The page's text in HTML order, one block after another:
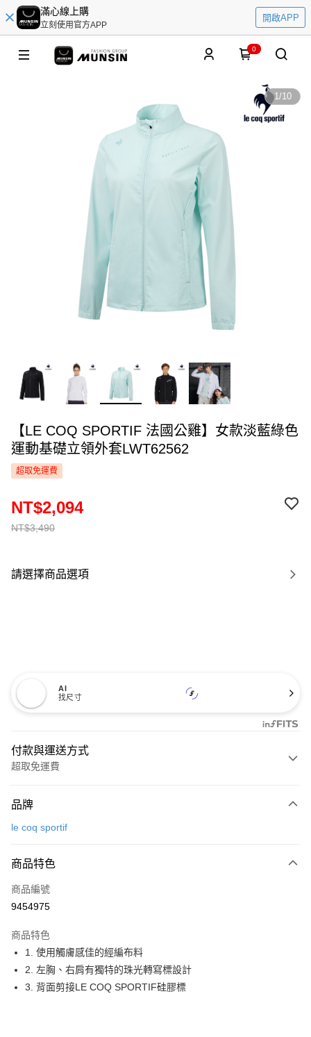
滿心線上購
立刻使用官方APP
開啟APP
0
1/10
【LE COQ SPORTIF 法國公雞】女款淡藍綠色
運動基礎立領外套LWT62562
超取免運費
NT$3,490
NT$2,094
請選擇商品選項
AI
找尺寸
付款與運送方式
超取免運費
信用卡一次付款
LINE Pay
Apple Pay
悠遊付
大哥付你分期
相關說明
品牌
le coq sportif
商品特色
商品編號
9454975
商品特色
1. 使用觸膚感佳的經編布料
2. 左胸、右肩有獨特的珠光轉寫標設計
3. 背面剪接LE COQ SPORTIF硅膠標